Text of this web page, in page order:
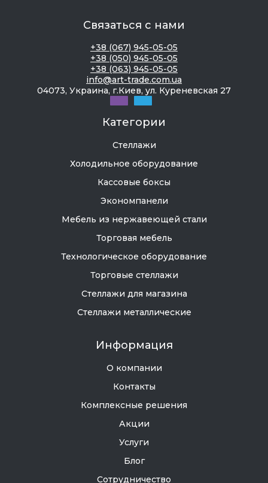
Связаться с нами
+38 (067) 945-05-05
+38 (050) 945-05-05
+38 (063) 945-05-05
info@art-trade.com.ua
04073, Украина, г.Киев, ул. Куреневская 27
Категории
Стеллажи
Холодильное оборудование
Кассовые боксы
Экономпанели
Мебель из нержавеющей стали
Торговая мебель
Технологическое оборудование
Торговые стеллажи
Стеллажи для магазина
Стеллажи металлические
Информация
О компании
Контакты
Комплексные решения
Акции
Услуги
Блог
Сотрудничество